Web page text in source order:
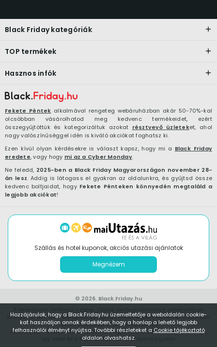
Hozzájárulok, hogy a Black.Friday.hu üzemeltetője a weboldalán cookie-
kat használjon annak érdekében, hogy a honlap a lehető legjobb
felhasználói élményt nyújtsa. További részleteket a Cookie tájékoztató
oldalon olvashatsz.
Fekete Péntek alkalmával rengeteg webáruházban akár 50-70%-kal
olcsóbban vásárolhatod meg kedvenc termékeidet, ezért
összegyűjtöttük és kategorizáltuk azokat résztvevő üzleteket, ahol
nagy valószínűséggel idén is kiváló akciókat foghatsz ki.
Ezen kívül olyan kérdésekre is választ kapsz, hogy mi a Black Friday
eredete, vagy hogy mi az a Cyber Monday.
Ne feledd, 2025-ben a Black Friday Magyarországon november 28-
án lesz. Addig is látogass el gyakran az oldalunkra, és gyűjtsd össze
kedvenc boltjaidat, hogy Fekete Pénteken könnyedén megtaláld a
legjobb akciókat!
Black Friday kategóriák
TOP termékek
Hasznos infók
Szállás és hotel kuponok, akciós utazási ajánlatok
Megnézem
© 2026. Black.Friday.hu
kategóriák, termékek szubjektív válogatás részét képezik, esetenként azonban
fizetett promóciót is tartalmazhatnak.
Amennyiben kereskedőként szeretnél megjelenni a Black.Friday.hu oldalon,
úgy vedd fel a kapcsolatotelérhetőségeink